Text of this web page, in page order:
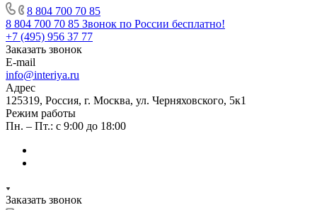
8 804 700 70 85
8 804 700 70 85 Звонок по России бесплатно!
+7 (495) 956 37 77
Заказать звонок
E-mail
info@interiya.ru
Адрес
125319, Россия, г. Москва, ул. Черняховского, 5к1
Режим работы
Пн. – Пт.: с 9:00 до 18:00
Заказать звонок